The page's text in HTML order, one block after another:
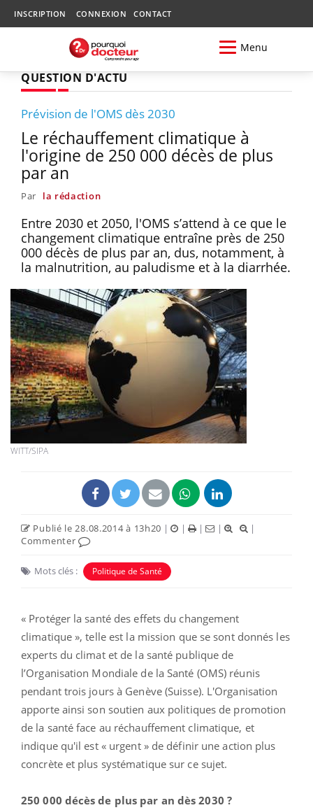
INSCRIPTION CONNEXION CONTACT
Menu
QUESTION D'ACTU
Prévision de l'OMS dès 2030
Le réchauffement climatique à
l'origine de 250 000 décès de plus
par an
Par la rédaction
Entre 2030 et 2050, l'OMS s’attend à ce que le
changement climatique entraîne près de 250
000 décès de plus par an, dus, notamment, à
la malnutrition, au paludisme et à la diarrhée.
WITT/SIPA
Publié le 28.08.2014 à 13h20 | | | |
|
Commenter
Mots clés : Politique de Santé
« Protéger la santé des effets du changement
climatique », telle est la mission que se sont donnés les
experts du climat et de la santé publique de
l’Organisation Mondiale de la Santé (OMS) réunis
pendant trois jours à Genève (Suisse). L'Organisation
apporte ainsi son soutien aux politiques de promotion
de la santé face au réchauffement climatique, et
indique qu'il est « urgent » de définir une action plus
concrète et plus systématique sur ce sujet.
250 000 décès de plus par an dès 2030 ?